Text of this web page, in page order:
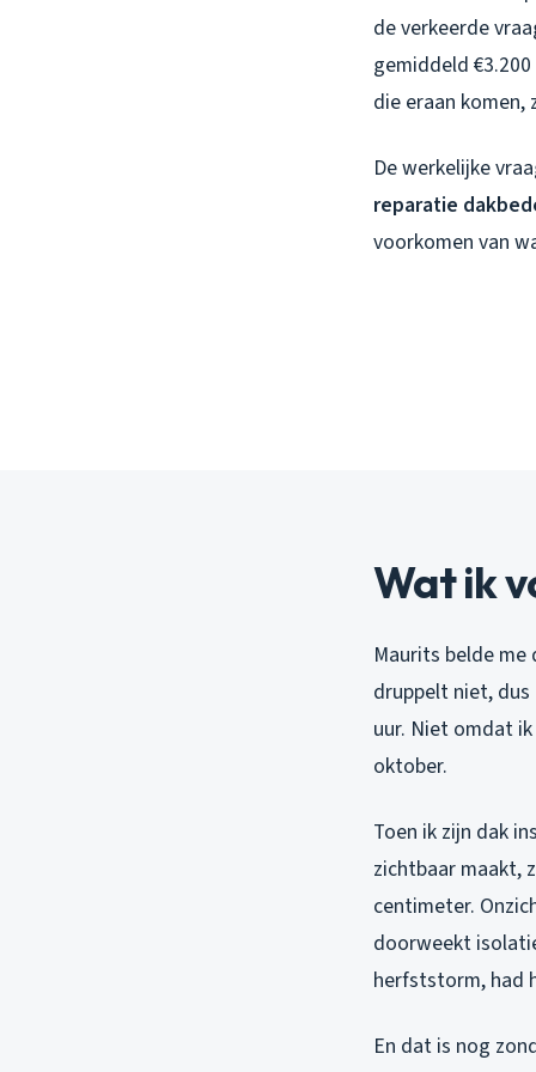
de verkeerde
gemiddeld
die eraan
De werkelijke
reparatie
voorkomen van
Wat ik
Maurits belde me
druppelt niet,
uur. Niet omdat
oktober.
Toen ik zijn dak
zichtbaar maakt,
centimeter.
doorweekt
herfststorm, had
En dat is nog